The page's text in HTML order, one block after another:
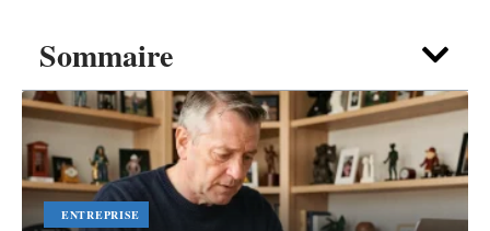
Sommaire
ENTREPRISE